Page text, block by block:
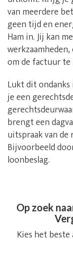
van meerdere
geen tijd en
Ham in. Jij kan
om de factuur te
Lukt dit
je een
brengt een
uitspraak van
Bijvoorbeeld
loonbeslag.
Op zoek
Kies het